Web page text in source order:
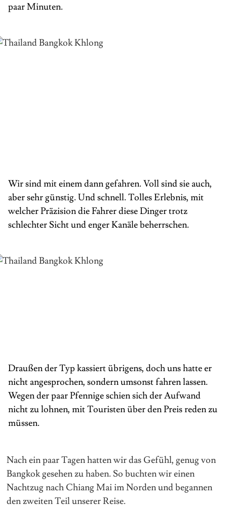
paar Minuten.
Wir sind mit einem dann gefahren. Voll sind sie auch,
aber sehr günstig. Und schnell. Tolles Erlebnis, mit
welcher Präzision die Fahrer diese Dinger trotz
schlechter Sicht und enger Kanäle beherrschen.
Draußen der Typ kassiert übrigens, doch uns hatte er
nicht angesprochen, sondern umsonst fahren lassen.
Wegen der paar Pfennige schien sich der Aufwand
nicht zu lohnen, mit Touristen über den Preis reden zu
müssen.
Nach ein paar Tagen hatten wir das Gefühl, genug von
Bangkok gesehen zu haben. So buchten wir einen
Nachtzug nach Chiang Mai im Norden und begannen
den zweiten Teil unserer Reise.